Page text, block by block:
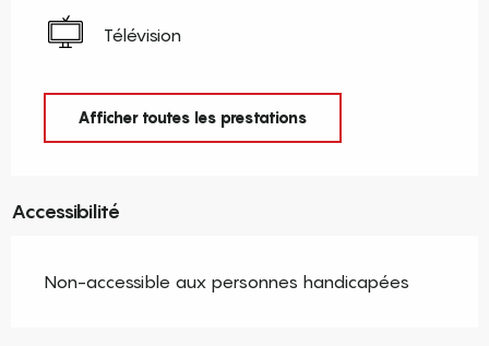
Télévision
Afficher toutes les prestations
Accessibilité
Non-accessible aux personnes handicapées